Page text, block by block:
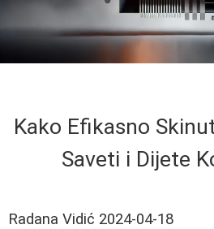
Kako Efikasno
Saveti i Dijete
Radana Vidić 2024-04-18